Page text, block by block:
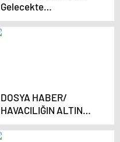
Gelecekte
Değerlenecek mi?
DOSYA HABER/
HAVACILIĞIN ALTIN
ÇAĞI-GÖRÜŞ-
Türkiye’nin akıllı gücü: